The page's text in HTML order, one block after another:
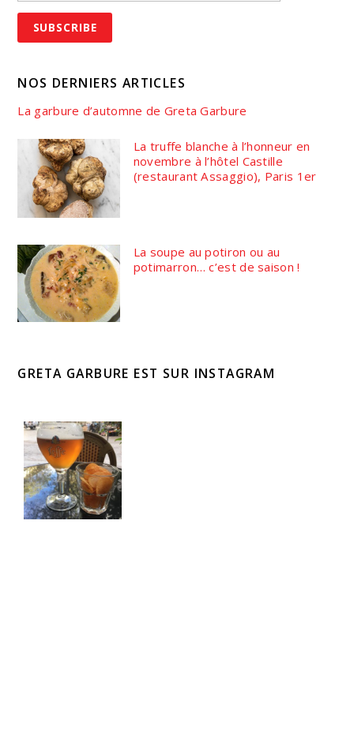
NOS DERNIERS ARTICLES
La garbure d’automne de Greta Garbure
La truffe blanche à l’honneur en
novembre à l’hôtel Castille
(restaurant Assaggio), Paris 1er
La soupe au potiron ou au
potimarron… c’est de saison !
GRETA GARBURE EST SUR INSTAGRAM